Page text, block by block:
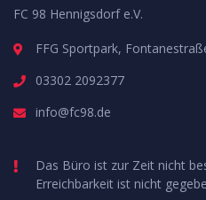
FC 98 Hennigsdorf e.V.
FFG Sportpark,
03302 2092377
info@fc98.de
Das Büro ist zur Zeit nicht
Erreichbarkeit ist nicht